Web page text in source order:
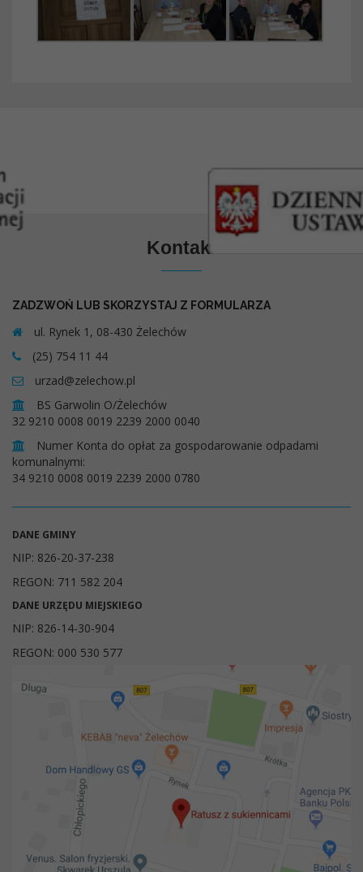
Kontakt
ZADZWOŃ LUB SKORZYSTAJ Z FORMULARZA
ul. Rynek 1, 08-430 Żelechów
(25) 754 11 44
urzad@zelechow.pl
BS Garwolin O/Żelechów
32 9210 0008 0019 2239 2000 0040
Numer Konta do opłat za gospodarowanie odpadami
komunalnymi:
34 9210 0008 0019 2239 2000 0780
DANE GMINY
NIP: 826-20-37-238
REGON: 711 582 204
DANE URZĘDU MIEJSKIEGO
NIP: 826-14-30-904
REGON: 000 530 577